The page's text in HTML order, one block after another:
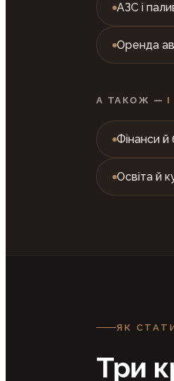
АЗС і
Оренда
А ТАКОЖ —
Фінанси й
Освіта й
ЯК
Три